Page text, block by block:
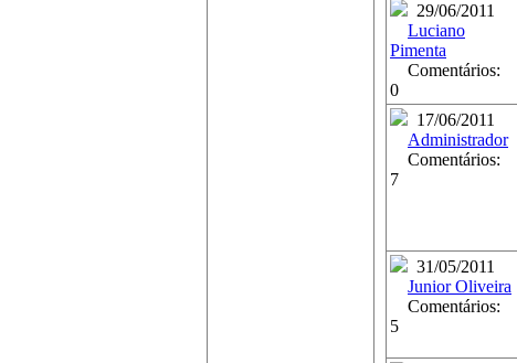
29/06/2011
Luciano
Pimenta
Comentários:
0
17/06/2011
Administrador
Comentários:
7
31/05/2011
Junior Oliveira
Comentários:
5